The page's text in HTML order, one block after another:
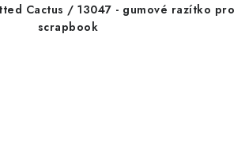
Cactus / 13047 - gumové razítko pro
scrapbook